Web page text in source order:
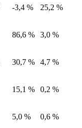
-3,4 % 25,2 %
86,6 % 3,0 %
30,7 % 4,7 %
15,1 % 0,2 %
5,0 % 0,6 %